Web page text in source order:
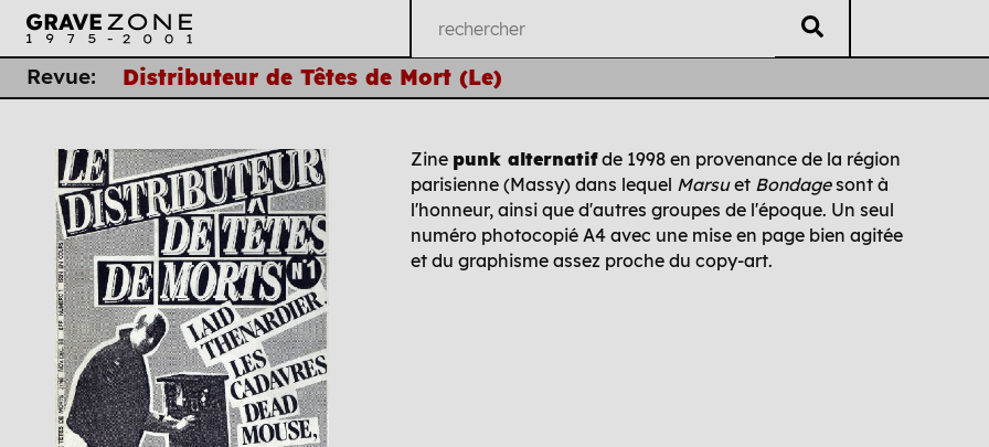
Véritable Listing U
Auteur·es
B
Revue: Distributeur de Têtes de Mort (Le)
Zine punk alternatifde 1998 en provenance de la région
parisienne (Massy) dans lequel Marsuet Bondagesont à
l'honneur, ainsi que d'autres groupes de l'époque. Un seul
numéro photocopié A4 avec une mise en page bien agitée
et du graphisme assez proche du copy-art.